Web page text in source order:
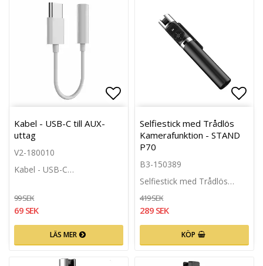
Lägg till i favoritlistan
Kabel - USB-C till AUX-
uttag
V2-180010
Kabel - USB-C…
99 SEK
69 SEK
LÄS MER
Selfiestick med Trådlös
Kamerafunktion - STAND
P70
B3-150389
Selfiestick med Trådlös…
419 SEK
289 SEK
KÖP